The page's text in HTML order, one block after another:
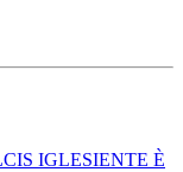
IGLESIENTE È